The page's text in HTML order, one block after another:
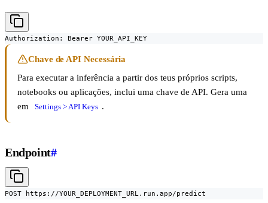
Authorization: Bearer YOUR_API_KEY
Chave de API Necessária
Para executar a inferência a partir dos teus próprios scripts,
notebooks ou aplicações, inclui uma chave de API. Gera uma
em
Settings > API Keys .
Endpoint#
POST https://YOUR_DEPLOYMENT_URL.run.app/predict